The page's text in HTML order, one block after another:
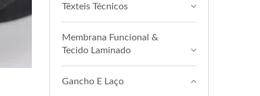
Têxteis Técnicos
Membrana Funcional &
Tecido Laminado
Gancho E Laço